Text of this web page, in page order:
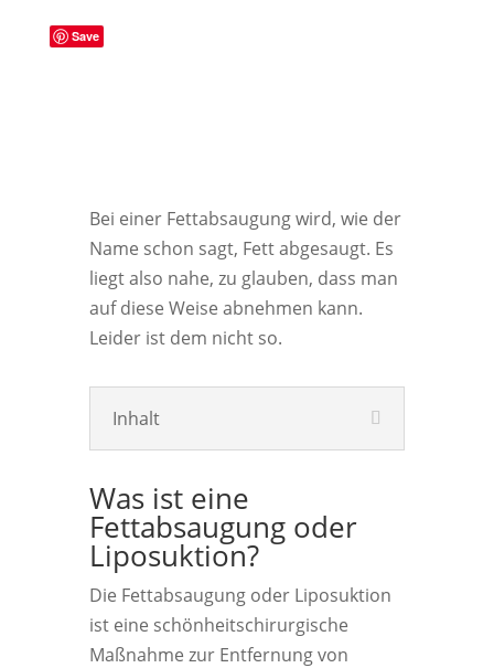
Save
Bei einer Fettabsaugung wird, wie der
Name schon sagt, Fett abgesaugt. Es
liegt also nahe, zu glauben, dass man
auf diese Weise abnehmen kann.
Leider ist dem nicht so.
Inhalt
Was ist eine
Fettabsaugung oder
Liposuktion?
Die Fettabsaugung oder Liposuktion
ist eine schönheitschirurgische
Maßnahme zur Entfernung von